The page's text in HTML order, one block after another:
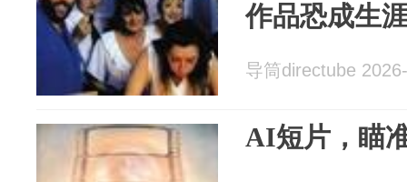
作品恐成生
导筒directube
AI短片，瞄